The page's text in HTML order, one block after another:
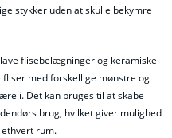
stykker uden at skulle bekymre
flisebelægninger og keramiske
med forskellige mønstre og
i. Det kan bruges til at skabe
brug, hvilket giver mulighed
rum.